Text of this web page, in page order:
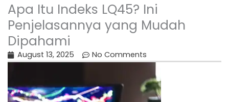
Apa Itu Indeks LQ45? Ini
Penjelasannya yang Mudah
Dipahami
August 13, 2025 No Comments